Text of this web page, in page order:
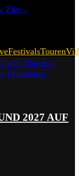
FestivalsTouren
2027 AUF